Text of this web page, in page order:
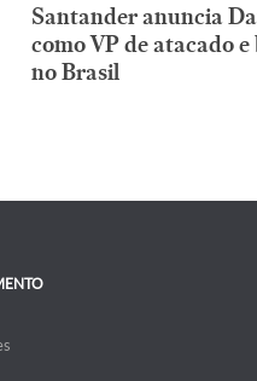
Santander anuncia
como VP de atacado
no Brasil